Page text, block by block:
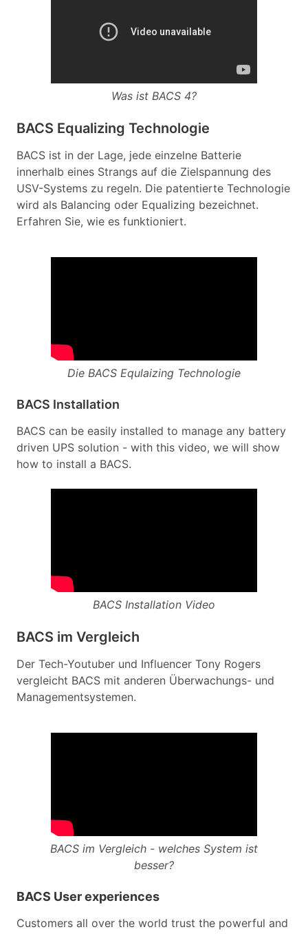
Was ist BACS 4?
BACS Equalizing Technologie
BACS ist in der Lage, jede einzelne Batterie
innerhalb eines Strangs auf die Zielspannung des
USV-Systems zu regeln. Die patentierte Technologie
wird als Balancing oder Equalizing bezeichnet.
Erfahren Sie, wie es funktioniert.
Die BACS Equlaizing Technologie
BACS Installation
BACS can be easily installed to manage any battery
driven UPS solution - with this video, we will show
how to install a BACS.
BACS Installation Video
BACS im Vergleich
Der Tech-Youtuber und Influencer Tony Rogers
vergleicht BACS mit anderen Überwachungs- und
Managementsystemen.
BACS im Vergleich - welches System ist
besser?
BACS User experiences
Customers all over the world trust the powerful and